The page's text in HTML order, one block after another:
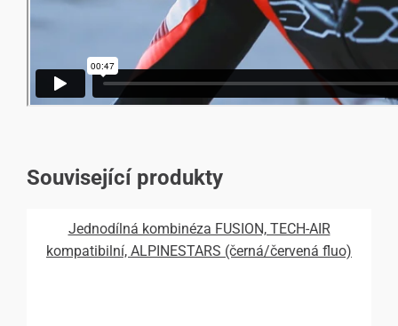
Související produkty
Jednodílná kombinéza FUSION, TECH-AIR
kompatibilní, ALPINESTARS (černá/červená fluo)